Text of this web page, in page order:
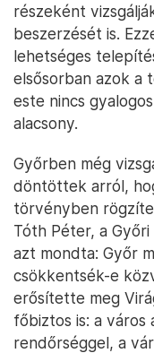
részeként
beszerzését is.
lehetséges
elsősorban azok a
este nincs
alacsony.
Győrben még
döntöttek arról,
törvényben
Tóth Péter, a
azt mondta: Győr
csökkentsék-e
erősítette meg
főbiztos is: a
rendőrséggel, a